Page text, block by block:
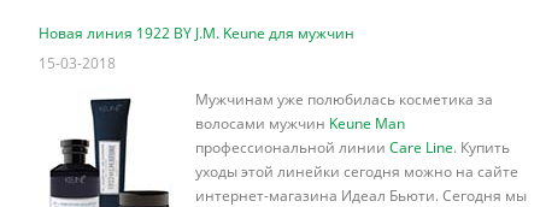
Новая линия 1922 BY J.M. Keune для мужчин
15-03-2018
Мужчинам уже полюбилась косметика за
волосами мужчин Keune Man
профессиональной линии Care Line. Купить
уходы этой линейки сегодня можно на сайте
интернет-магазина Идеал Бьюти. Сегодня мы